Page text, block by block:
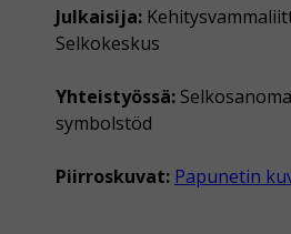
Julkaisija:
Selkokeskus
Yhteistyössä:
symbolstöd
Piirroskuvat: Papunetin